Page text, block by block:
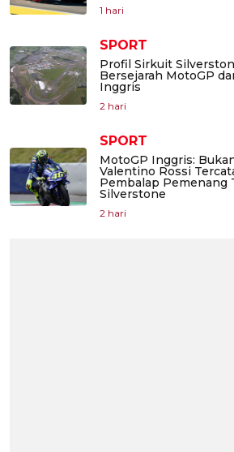
1 hari
SPORT
Profil Sirkuit
Bersejarah MotoGP
Inggris
2 hari
SPORT
MotoGP Inggris:
Valentino Rossi
Pembalap Pemenang
Silverstone
2 hari